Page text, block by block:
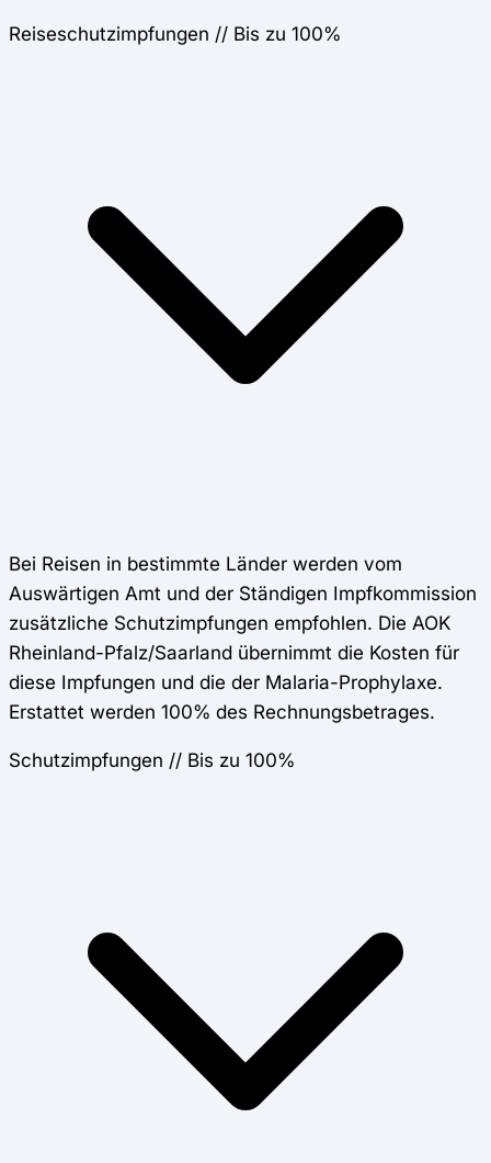
Reiseschutzimpfungen // Bis zu 100%
Bei Reisen in bestimmte Länder werden vom
Auswärtigen Amt und der Ständigen Impfkommission
zusätzliche Schutzimpfungen empfohlen. Die AOK
Rheinland-Pfalz/Saarland übernimmt die Kosten für
diese Impfungen und die der Malaria-Prophylaxe.
Erstattet werden 100% des Rechnungsbetrages.
Schutzimpfungen // Bis zu 100%